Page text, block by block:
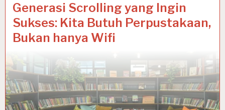
Generasi Scrolling yang Ingin
Sukses: Kita Butuh Perpustakaan,
Bukan hanya Wifi